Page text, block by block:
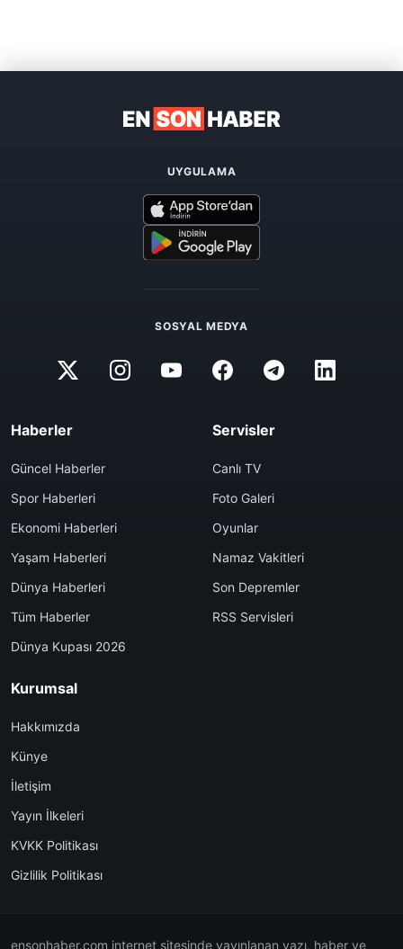
UYGULAMA
SOSYAL MEDYA
Haberler
Güncel Haberler
Spor Haberleri
Ekonomi Haberleri
Yaşam Haberleri
Dünya Haberleri
Tüm Haberler
Dünya Kupası 2026
Servisler
Canlı TV
Foto Galeri
Oyunlar
Namaz Vakitleri
Son Depremler
RSS Servisleri
Kurumsal
Hakkımızda
Künye
İletişim
Yayın İlkeleri
KVKK Politikası
Gizlilik Politikası
ensonhaber.com internet sitesinde yayınlanan yazı, haber ve